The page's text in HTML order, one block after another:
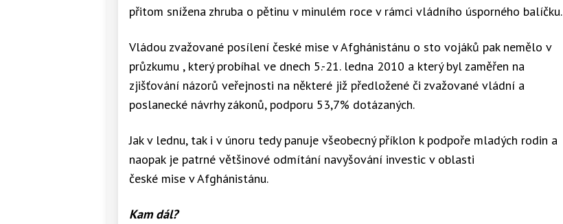
přitom snížena zhruba o pětinu v minulém roce v rámci vládního úsporného balíčku.
Vládou zvažované posílení české mise v Afghánistánu o sto vojáků pak nemělo v
průzkumu , který probíhal ve dnech 5.-21. ledna 2010 a který byl zaměřen na
zjišťování názorů veřejnosti na některé již předložené či zvažované vládní a
poslanecké návrhy zákonů, podporu 53,7% dotázaných.
Jak v lednu, tak i v únoru tedy panuje všeobecný příklon k podpoře mladých rodin a
naopak je patrné většinové odmítání navyšování investic v oblasti
české mise v Afghánistánu.
Kam dál?